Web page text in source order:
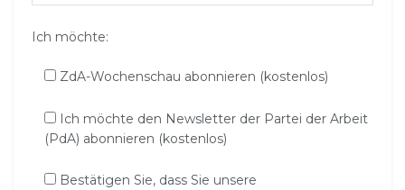
Ich möchte:
ZdA-Wochenschau abonnieren (kostenlos)
Ich möchte den Newsletter der Partei der Arbeit
(PdA) abonnieren (kostenlos)
Bestätigen Sie, dass Sie unsere